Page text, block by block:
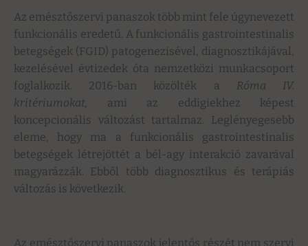
Az emésztőszervi panaszok több mint fele úgynevezett
funkcionális eredetű. A funkcionális gastrointestinalis
betegségek (FGID) patogenezisével, diagnosztikájával,
kezelésével évtizedek óta nemzetközi munkacsoport
foglalkozik. 2016-ban közölték a
Róma IV.
kritériumokat,
ami az eddigiekhez képest
koncepcionális változást tartalmaz. Leglényegesebb
eleme, hogy ma a funkcionális gastrointestinalis
betegségek létrejöttét a bél-agy interakció zavarával
magyarázzák. Ebből több diagnosztikus és terápiás
változás is következik.
Az emésztőszervi panaszok jelentős részét nem szervi